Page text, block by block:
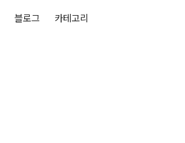
블로그 카테고리